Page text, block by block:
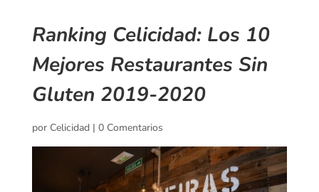
Ranking Celicidad: Los 10
Mejores Restaurantes Sin
Gluten 2019-2020
por Celicidad| 0 Comentarios